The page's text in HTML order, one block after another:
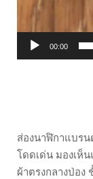
00:00
ส่องนาฬิกาแบร
โดดเด่น มองเห็
ผ้าตรงกลางป่อ